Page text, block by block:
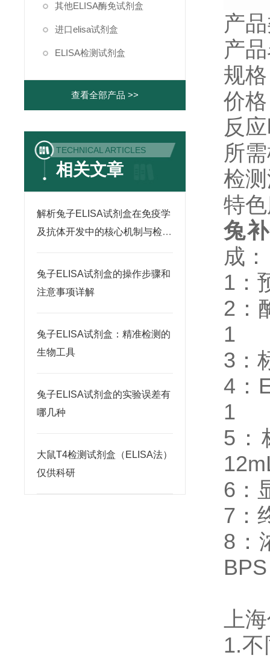
其他ELISA酶免试剂盒
进口elisa试剂盒
ELISA检测试剂盒
查看全部产品 >>
TECHNICAL ARTICLES
相关文章
解析兔子ELISA试剂盒在免疫学
及抗体开发中的核心机制与检测
兔子ELISA试剂盒的操作步骤和
注意事项详解
兔子ELISA试剂盒：精准检测的
生物工具
兔子ELISA试剂盒的实验误差有
哪几种
大鼠T4检测试剂盒（ELISA法）
仅供科研
产
产
规
价
反
所
检
特
兔
成：
1：
2：
1
3：
4：
1
5：
6：
7：
8：
上
1.